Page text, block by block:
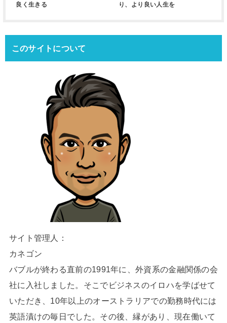
良く生きる
り、より良い人生を
このサイトについて
サイト管理人：
カネゴン
バブルが終わる直前の1991年に、外資系の金融関係の会
社に入社しました。そこでビジネスのイロハを学ばせて
いただき、10年以上のオーストラリアでの勤務時代には
英語漬けの毎日でした。その後、縁があり、現在働いて